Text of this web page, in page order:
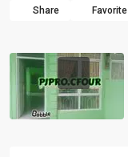
Share Favorite